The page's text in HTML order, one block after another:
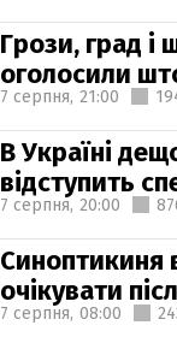
Грози, град і
оголосили
7 серпня, 21:00
В Україні
відступить
7 серпня, 20:00
Синоптикиня
очікувати
7 серпня, 08:00